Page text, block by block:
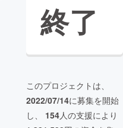
終了
このプロジェクトは、
2022/07/14に募集を開始
し、 154人の支援により